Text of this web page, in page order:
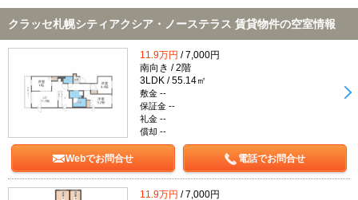
クラッセ札幌シティアクシア・ノーステラス 賃貸物件の空室情報
11.9万円 / 7,000円
南向き / 2階
3LDK / 55.14㎡
敷金 --
保証金 --
礼金 --
償却 --
Webでお問合せ 電話でお問合せ
11.9万円 / 7,000円